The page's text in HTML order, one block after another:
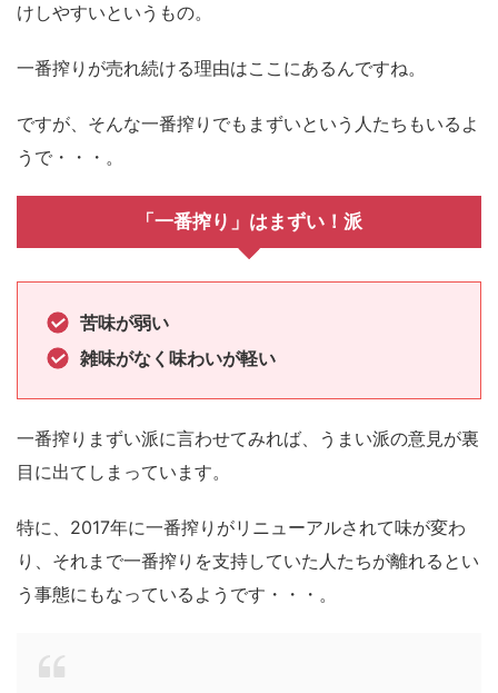
けしやすいというもの。
一番搾りが売れ続ける理由はここにあるんですね。
ですが、そんな一番搾りでもまずいという人たちもいるよ
うで・・・。
「一番搾り」はまずい！派
苦味が弱い
雑味がなく味わいが軽い
一番搾りまずい派に言わせてみれば、うまい派の意見が裏
目に出てしまっています。
特に、2017年に一番搾りがリニューアルされて味が変わ
り、それまで一番搾りを支持していた人たちが離れるとい
う事態にもなっているようです・・・。